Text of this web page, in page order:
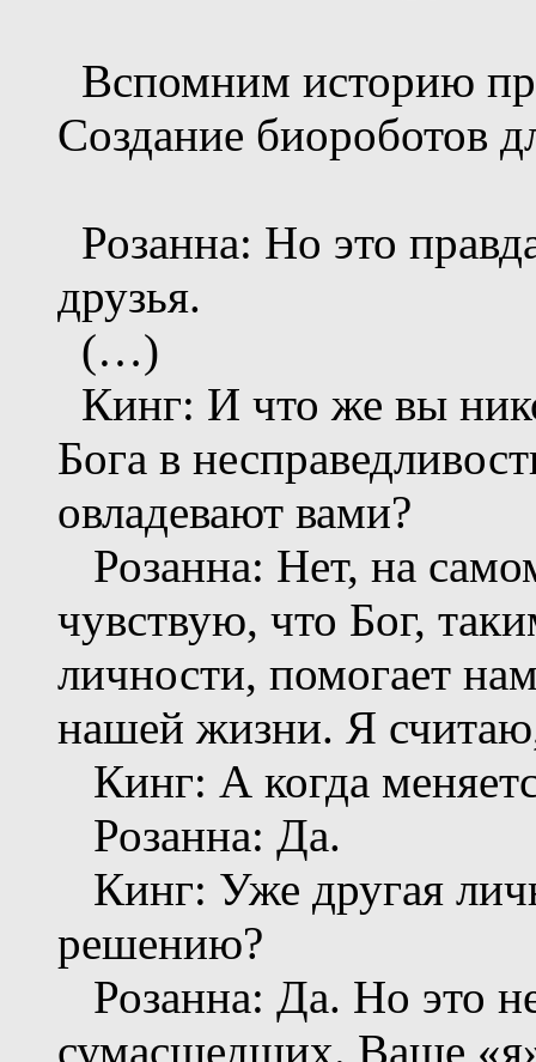
Вспомним историю
Создание биороботов
Розанна: Но это
друзья.
(…)
Кинг: И что же вы
Бога в
овладевают вами?
Розанна: Нет, на
чувствую, что Бог,
личности, помогает
нашей жизни. Я
Кинг: А когда
Розанна: Да.
Кинг: Уже другая
решению?
Розанна: Да. Но это
сумасшедших. Ваше